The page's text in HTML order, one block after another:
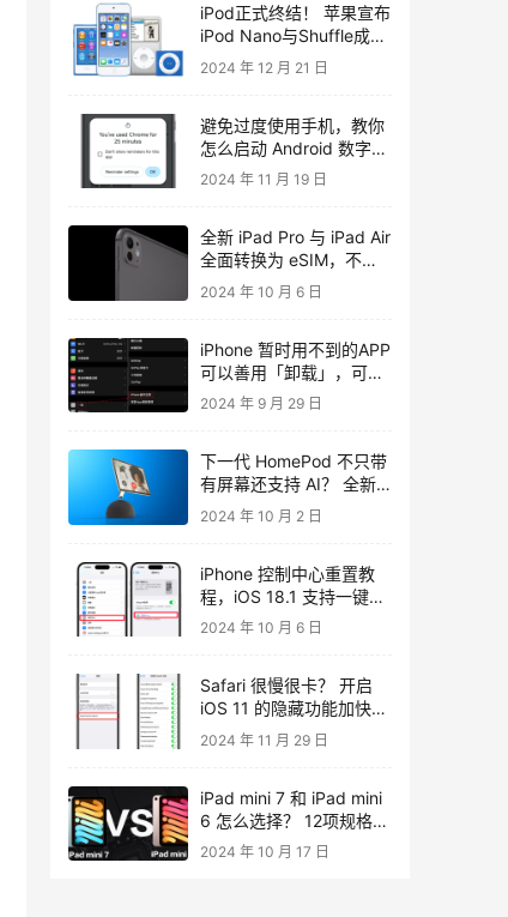
iPod正式终结！ 苹果宣布
iPod Nano与Shuffle成过
时产品
2024 年 12 月 21 日
避免过度使用手机，教你
怎么启动 Android 数字健
康新的时间提醒功能
2024 年 11 月 19 日
全新 iPad Pro 与 iPad Air
全面转换为 eSIM，不再
有实体 SIM 卡槽
2024 年 10 月 6 日
iPhone 暂时用不到的APP
可以善用「卸载」，可省
储存空间、还能保留APP
2024 年 9 月 29 日
下一代 HomePod 不只带
有屏幕还支持 AI？ 全新
产品代号曝光
2024 年 10 月 2 日
iPhone 控制中心重置教
程，iOS 18.1 支持一键重
置控制中心回默认值！
2024 年 10 月 6 日
Safari 很慢很卡？ 开启
iOS 11 的隐藏功能加快
Safari 上网速度！
2024 年 11 月 29 日
iPad mini 7 和 iPad mini
6 怎么选择？ 12项规格和
价格完整比较
2024 年 10 月 17 日